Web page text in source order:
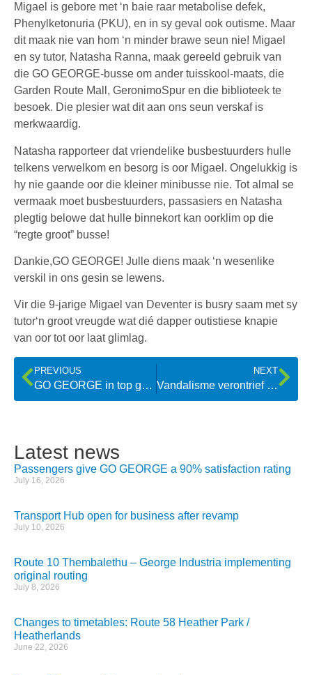
Migael is gebore met ‘n baie raar metabolise defek,
Phenylketonuria (PKU), en in sy geval ook outisme. Maar
dit maak nie van hom ‘n minder brawe seun nie! Migael
en sy tutor, Natasha Ranna, maak gereeld gebruik van
die GO GEORGE-busse om ander tuisskool-maats, die
Garden Route Mall, GeronimoSpur en die biblioteek te
besoek. Die plesier wat dit aan ons seun verskaf is
merkwaardig.
Natasha rapporteer dat vriendelike busbestuurders hulle
telkens verwelkom en besorg is oor Migael. Ongelukkig is
hy nie gaande oor die kleiner minibusse nie. Tot almal se
vermaak moet busbestuurders, passasiers en Natasha
plegtig belowe dat hulle binnekort kan oorklim op die
“regte groot” busse!
Dankie,GO GEORGE! Julle diens maak ‘n wesenlike
verskil in ons gesin se lewens.
Vir die 9-jarige Migael van Deventer is busry saam met sy
tutor‘n groot vreugde wat dié dapper outistiese knapie
van oor tot oor laat glimlag.
PREVIOUS
GO GEORGE in top gear for special needs
NEXT
Vandalisme verontrief hele gemeenskap
Latest news
Passengers give GO GEORGE a 90% satisfaction rating
July 16, 2026
Transport Hub open for business after revamp
July 10, 2026
Route 10 Thembalethu – George Industria implementing
original routing
July 8, 2026
Changes to timetables: Route 58 Heather Park /
Heatherlands
June 22, 2026